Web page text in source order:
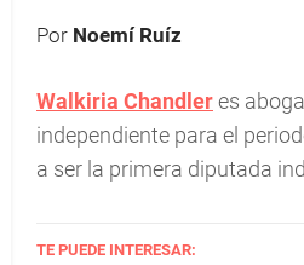
Por Noemí Ruíz
Walkiria Chandleres
independiente para el
a ser la primera diputada
TE PUEDE INTERESAR: